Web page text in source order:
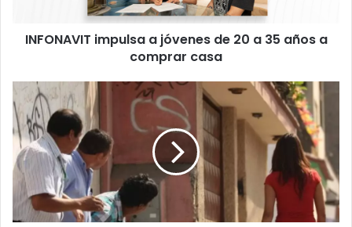
INFONAVIT impulsa a jóvenes de 20 a 35 años a
comprar casa
Prohibidos
piropos
en
Chihuahua:
¿Qué
podría
ocurrirte
te